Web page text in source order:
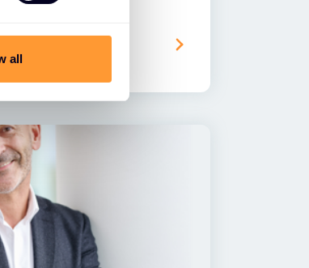
all